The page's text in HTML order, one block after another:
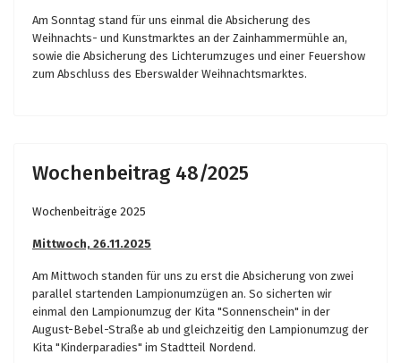
Am Sonntag stand für uns einmal die Absicherung des
Weihnachts- und Kunstmarktes an der Zainhammermühle an,
sowie die Absicherung des Lichterumzuges und einer Feuershow
zum Abschluss des Eberswalder Weihnachtsmarktes.
Wochenbeitrag 48/2025
Wochenbeiträge 2025
Mittwoch, 26.11.2025
Am Mittwoch standen für uns zu erst die Absicherung von zwei
parallel startenden Lampionumzügen an. So sicherten wir
einmal den Lampionumzug der Kita "Sonnenschein" in der
August-Bebel-Straße ab und gleichzeitig den Lampionumzug der
Kita "Kinderparadies" im Stadtteil Nordend.